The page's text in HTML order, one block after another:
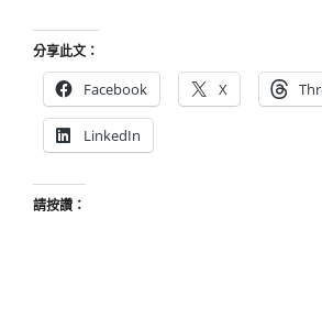
分享此文：
Facebook X
LinkedIn
請按讚：